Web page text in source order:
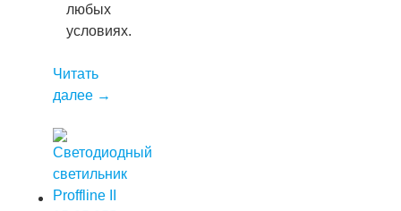
любых
условиях.
Читать
далее →